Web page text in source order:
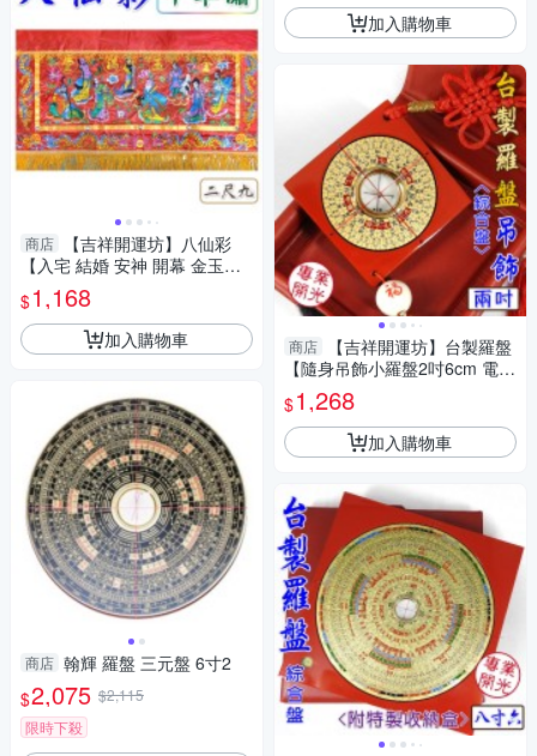
商店
【吉祥開運坊】八仙彩
【入宅 結婚 安神 開幕 金玉滿
堂 平繡八仙彩 平車繡 2呎9八
仙彩】淨化
$1,168
加入購物車
商店 翰輝 羅盤 三元盤 6寸2
$2,075 $2,115
限時下殺
加入購物車
商店
【吉祥開運坊】台製羅盤
【隨身吊飾小羅盤2吋6cm 電木
MIT台灣製造 三合 鎮宅 保平
安】開光
$1,268
加入購物車